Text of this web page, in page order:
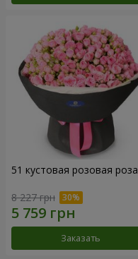
51 кустовая розовая роза
8 227 грн
Заказать